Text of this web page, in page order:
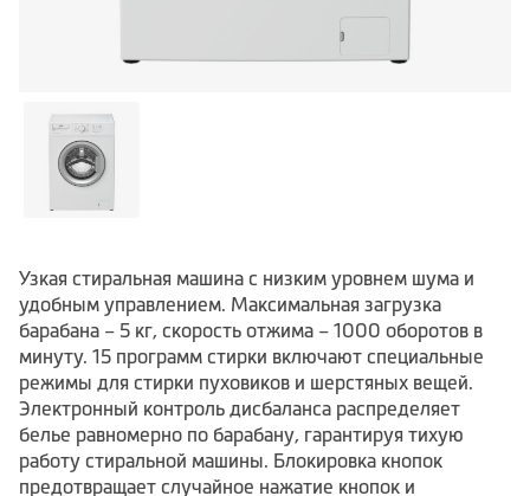
Узкая стиральная машина с низким уровнем шума и
удобным управлением. Максимальная загрузка
барабана – 5 кг, скорость отжима – 1000 оборотов в
минуту. 15 программ стирки включают специальные
режимы для стирки пуховиков и шерстяных вещей.
Электронный контроль дисбаланса распределяет
белье равномерно по барабану, гарантируя тихую
работу стиральной машины. Блокировка кнопок
предотвращает случайное нажатие кнопок и